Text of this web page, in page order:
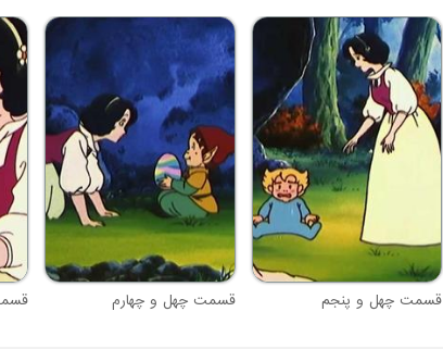
قسمت چهل و پنجم قسمت چهل و چهارم